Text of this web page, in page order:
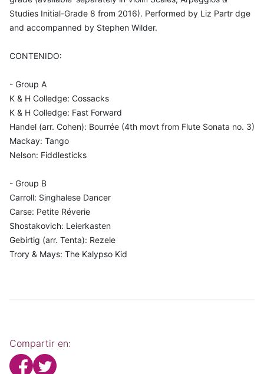
Studies Initial-Grade 8 from 2016). Performed by Liz Partr dge
and accompanned by Stephen Wilder.
CONTENIDO:
- Group A
K & H Colledge: Cossacks
K & H Colledge: Fast Forward
Handel (arr. Cohen): Bourrée (4th movt from Flute Sonata no. 3)
Mackay: Tango
Nelson: Fiddlesticks
- Group B
Carroll: Singhalese Dancer
Carse: Petite Réverie
Shostakovich: Leierkasten
Gebirtig (arr. Tenta): Rezele
Trory & Mays: The Kalypso Kid
Compartir en: